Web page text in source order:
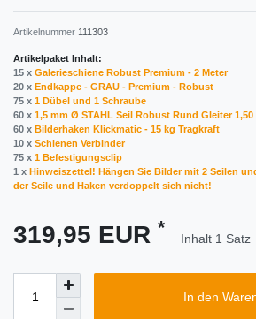
Artikelnummer 111303
Artikelpaket Inhalt:
15 x Galerieschiene Robust Premium - 2 Meter
20 x Endkappe - GRAU - Premium - Robust
75 x 1 Dübel und 1 Schraube
60 x 1,5 mm Ø STAHL Seil Robust Rund Gleiter
60 x Bilderhaken Klickmatic - 15 kg Tragkraft
10 x Schienen Verbinder
75 x 1 Befestigungsclip
1 x Hinweiszettel! Hängen Sie Bilder mit 2 Seilen
der Seile und Haken verdoppelt sich nicht!
319,95 EUR *
Inhalt 1 Satz
In den